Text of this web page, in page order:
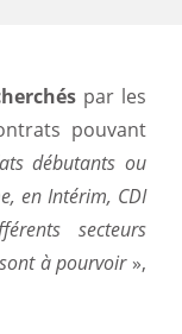
par les
pouvant
débutants ou
en Intérim, CDI
secteurs
à pourvoir»,